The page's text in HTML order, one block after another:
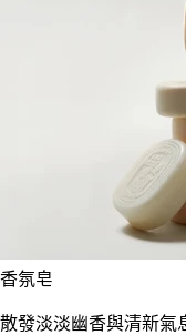
香氛皂
散發淡淡幽香與清新氣